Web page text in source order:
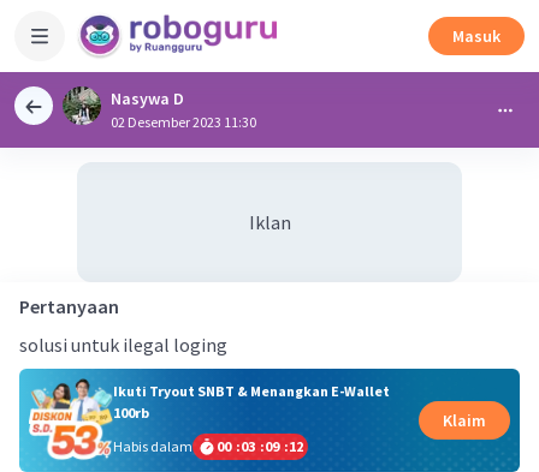
Masuk
Nasywa D
02 Desember 2023 11:30
Iklan
Pertanyaan
solusi untuk ilegal loging
Ikuti Tryout SNBT & Menangkan E-Wallet
100rb
Habis dalam
00 :03 :09 :12
Klaim